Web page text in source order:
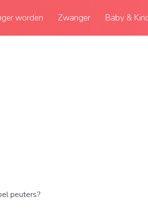
worden Zwanger Baby &
peuters?